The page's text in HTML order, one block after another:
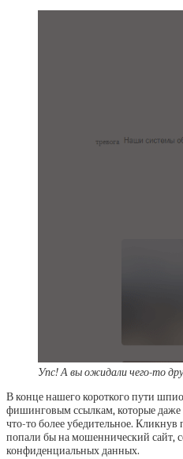
Упс! А вы ожидали чего-то
В конце нашего короткого пути
фишинговым ссылкам, которые даже
что-то более убедительное.
попали бы на мошеннический сайт,
конфиденциальных данных.